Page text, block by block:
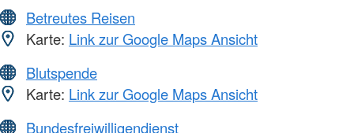
Betreutes Reisen
Karte: Link zur Google Maps Ansicht
Blutspende
Karte: Link zur Google Maps Ansicht
Bundesfreiwilligendienst